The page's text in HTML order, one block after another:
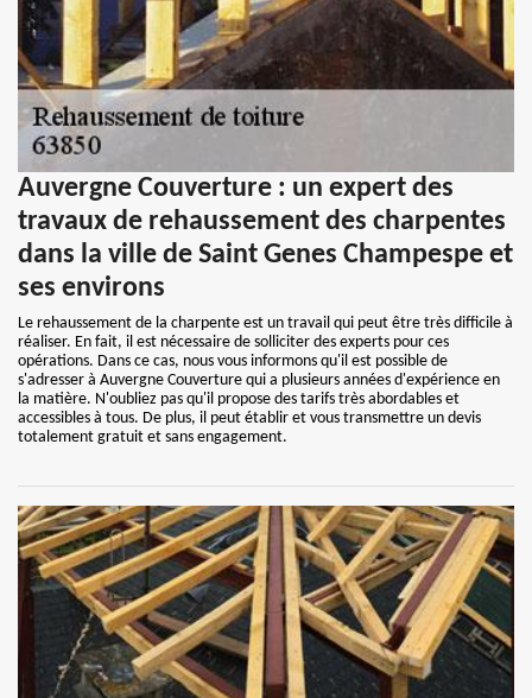
Auvergne Couverture : un expert des
travaux de rehaussement des charpentes
dans la ville de Saint Genes Champespe et
ses environs
Le rehaussement de la charpente est un travail qui peut être très difficile à
réaliser. En fait, il est nécessaire de solliciter des experts pour ces
opérations. Dans ce cas, nous vous informons qu'il est possible de
s'adresser à Auvergne Couverture qui a plusieurs années d'expérience en
la matière. N'oubliez pas qu'il propose des tarifs très abordables et
accessibles à tous. De plus, il peut établir et vous transmettre un devis
totalement gratuit et sans engagement.